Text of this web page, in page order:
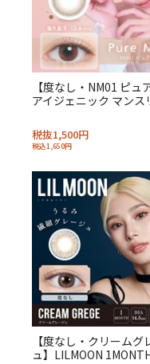
【度なし・NM01 ピュ
アイジェニック マンス
税抜1,500円
税込1,650円
【度なし・クリームグ
ュ】LILMOON